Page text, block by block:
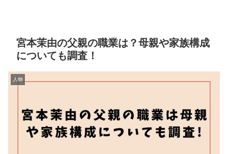
宮本茉由の父親の職業は？母親や家族構成
についても調査！
人物